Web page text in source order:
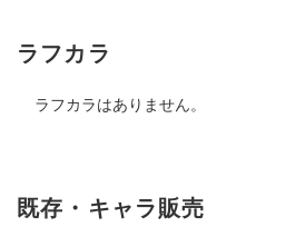
ラフカラ
ラフカラはありません。
既存・キャラ販売